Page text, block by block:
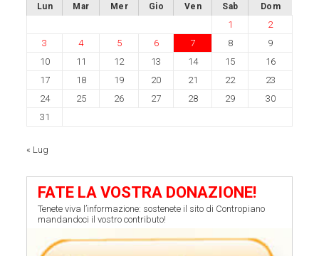
Lun Mar Mer Gio Ven Sab Dom
1
2
3
4 5 6 7 8
9
10
11 12 13 14 15
16
17
18 19 20 21 22
23
24
25 26 27 28 29
30
31
« Lug
FATE LA VOSTRA DONAZIONE!
Tenete viva l’informazione: sostenete il sito di Contropiano
mandandoci il vostro contributo!